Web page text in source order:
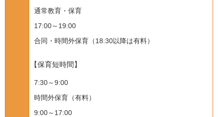
通常教育・保育
17:00～19:00
合同・時間外保育（18:30以降は有料）
【保育短時間】
7:30～9:00
時間外保育（有料）
9:00～17:00